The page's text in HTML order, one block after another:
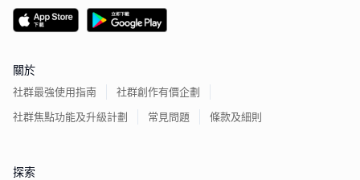
關於
社群最強使用指南
社群創作有價企劃
社群焦點功能及升級計劃
常見問題 條款及細則
探索